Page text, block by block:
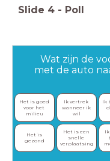
Slide 4 - Poll
Wat zijn de
met de auto
Het is goed
voor het
milieu
Ik vertrek
wanneer ik
wil
Ik
Het is
gezond
Het is een
snelle
verplaatsing